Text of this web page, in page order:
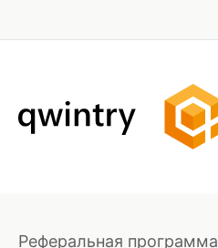
Реферальная программа